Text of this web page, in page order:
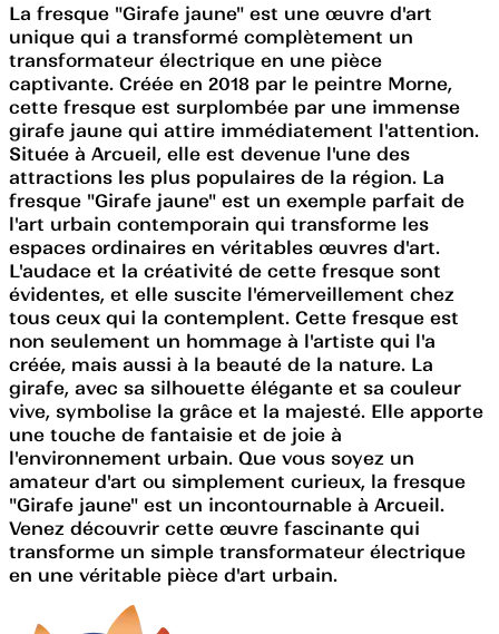
La fresque "Girafe jaune" est une œuvre d'art
unique qui a transformé complètement un
transformateur électrique en une pièce
captivante. Créée en 2018 par le peintre Morne,
cette fresque est surplombée par une immense
girafe jaune qui attire immédiatement l'attention.
Située à Arcueil, elle est devenue l'une des
attractions les plus populaires de la région. La
fresque "Girafe jaune" est un exemple parfait de
l'art urbain contemporain qui transforme les
espaces ordinaires en véritables œuvres d'art.
L'audace et la créativité de cette fresque sont
évidentes, et elle suscite l'émerveillement chez
tous ceux qui la contemplent. Cette fresque est
non seulement un hommage à l'artiste qui l'a
créée, mais aussi à la beauté de la nature. La
girafe, avec sa silhouette élégante et sa couleur
vive, symbolise la grâce et la majesté. Elle apporte
une touche de fantaisie et de joie à
l'environnement urbain. Que vous soyez un
amateur d'art ou simplement curieux, la fresque
"Girafe jaune" est un incontournable à Arcueil.
Venez découvrir cette œuvre fascinante qui
transforme un simple transformateur électrique
en une véritable pièce d'art urbain.